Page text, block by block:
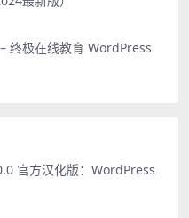
终极在线教育 WordPress
官方汉化版：WordPress